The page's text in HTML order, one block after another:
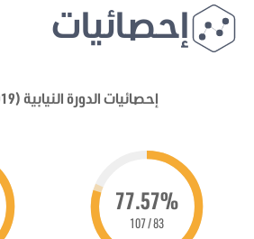
إحصائيات
إحصائيات الدورة النيابية (2019-2024)
77.57%
83 / 107